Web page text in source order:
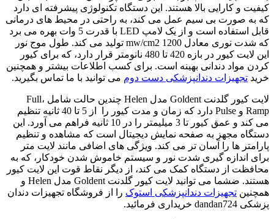
کیفیت و کارایی بالا هستند. این دستگاه تکنولوژی پیشرفته‌ ای دارد
که به صورت بی‌ سیم عمل می‌ کند، به راحتی در محیط‌ های درمانی
قابل استفاده است و از یک لامپ LED با قدرت 5 وات بهره می‌ برد
که شدت نوری معادل 1200 mw/cm2 تولید می‌ کند. طول موج نور
این لایت کیور در بازه 420 تا 480 نانومتر قرار دارد، که برای کیور
کردن مواد دندانی بهینه است. برای کسب اطلاعات بیشتر و همچنین
خرید تجهیزات دندانپزشکی دست دوم می توانید با ما تماس بگیرید.
لایت کیور گلدنت Goldent مدل Helen چندین حالت شامل Full،
Ramp و Pulse دارد که زمان و مدت کیور را از 5 تا 40 ثانیه تنظیم
می‌ کند و عمق کیور تا 3 میلیمتر را در 10 ثانیه فراهم می‌ آورد. این
دستگاه مجهز به صفحه نمایش دیجیتال است که مشاهده و تنظیم
پارامتر ها را آسان‌ تر می‌ کند. ویژگی‌ های اضافی مانند لایت متر
برای اندازه‌ گیری شدت نور و سیستم خاموش شدن خودکار، که به
محافظت از دستگاه کمک می‌ کند، از دیگر نقاط قوت این لایت کیور
هستند. ضشما می توانید لایت کیور گلدنت Goldent مدل Helen و
همچنین تجهیزات دندانپزشکی استوک را از فروشگاه تجهیزات دندان
پزشکی dandan724 خریداری فرمائید.